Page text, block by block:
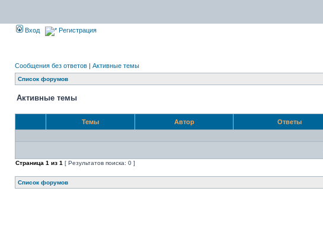
Вход Регистрация
Сообщения без ответов | Активные темы
Список форумов
Активные темы
Темы Автор Ответы
Страница 1 из 1 [ Результатов поиска: 0 ]
Список форумов